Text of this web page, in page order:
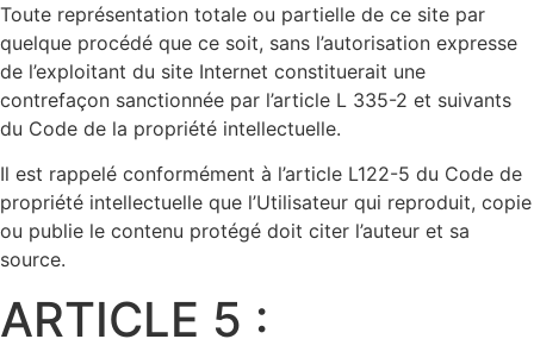
Toute représentation totale ou partielle de ce site par
quelque procédé que ce soit, sans l’autorisation expresse
de l’exploitant du site Internet constituerait une
contrefaçon sanctionnée par l’article L 335-2 et suivants
du Code de la propriété intellectuelle.
Il est rappelé conformément à l’article L122-5 du Code de
propriété intellectuelle que l’Utilisateur qui reproduit, copie
ou publie le contenu protégé doit citer l’auteur et sa
source.
ARTICLE 5 :